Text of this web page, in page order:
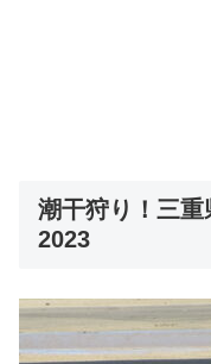
潮干狩り！三重
2023